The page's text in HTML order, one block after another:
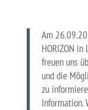
Am
HORIZON
freuen uns
und die
zu
Information.